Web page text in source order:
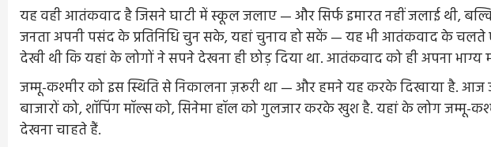
यह वही आतंकवाद है जिसने घाटी में स्कूल जलाए — और सिर्फ इमारत नहीं जलाई थी,
जनता अपनी पसंद के प्रतिनिधि चुन सके, यहां चुनाव हो सकें — यह भी आतंकवाद के चलते
देखी थी कि यहां के लोगों ने सपने देखना ही छोड़ दिया था. आतंकवाद को ही अपना भाग्य
जम्मू-कश्मीर को इस स्थिति से निकालना ज़रूरी था — और हमने यह करके दिखाया है. आज
बाजारों को, शॉपिंग मॉल्स को, सिनेमा हॉल को गुलजार करके खुश है. यहां के लोग जम्मू-
देखना चाहते हैं.